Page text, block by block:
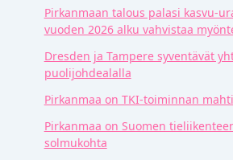
Pirkanmaan talous palasi kasvu-
vuoden 2026 alku vahvistaa
Dresden ja Tampere syventävät
puolijohdealalla
Pirkanmaa on TKI-toiminnan
Pirkanmaa on Suomen
solmukohta